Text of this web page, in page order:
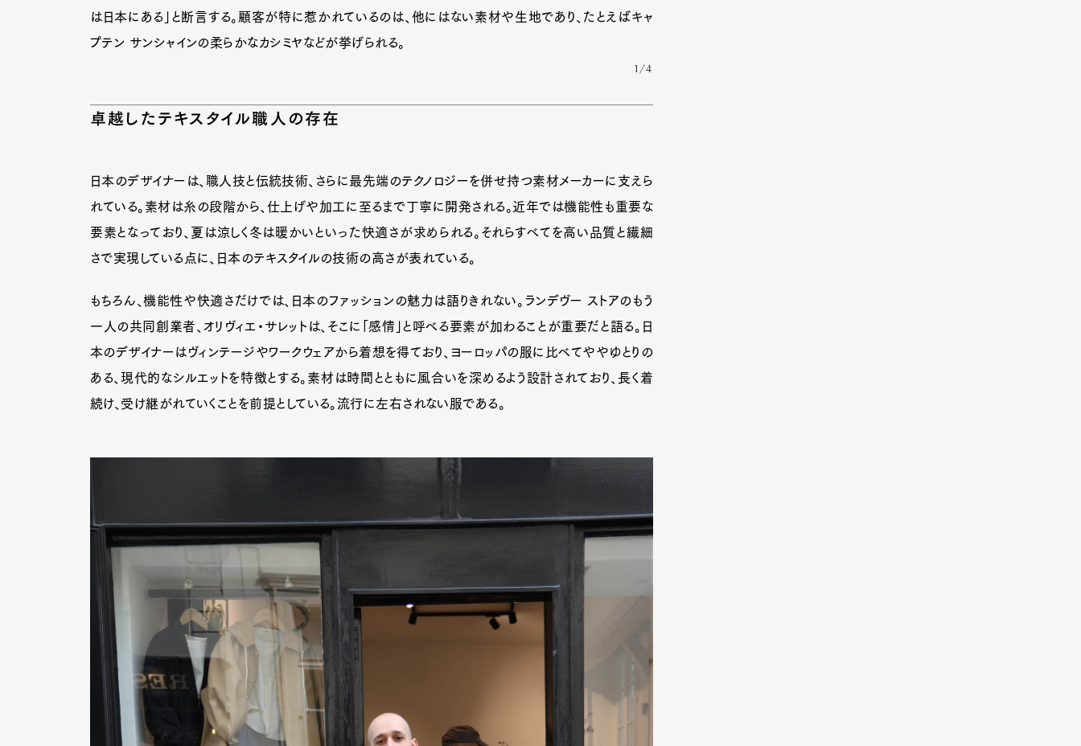
Cars Product
Pen Membership Official Columnist
Pen Meet
は日本にある」と断言する。顧客が特に惹かれているのは、他にはない素材や生地であり、たとえばキャ
プテン サンシャインの柔らかなカシミヤなどが挙げられる。
1/4
卓越したテキスタイル職人の存在
日本のデザイナーは、職人技と伝統技術、さらに最先端のテクノロジーを併せ持つ素材メーカーに支えら
れている。素材は糸の段階から、仕上げや加工に至るまで丁寧に開発される。近年では機能性も重要な
要素となっており、夏は涼しく冬は暖かいといった快適さが求められる。それらすべてを高い品質と繊細
さで実現している点に、日本のテキスタイルの技術の高さが表れている。
もちろん、機能性や快適さだけでは、日本のファッションの魅力は語りきれない。ランデヴー ストアのもう
一人の共同創業者、オリヴィエ・サレットは、そこに「感情」と呼べる要素が加わることが重要だと語る。日
本のデザイナーはヴィンテージやワークウェアから着想を得ており、ヨーロッパの服に比べてややゆとりの
ある、現代的なシルエットを特徴とする。素材は時間とともに風合いを深めるよう設計されており、長く着
続け、受け継がれていくことを前提としている。流行に左右されない服である。